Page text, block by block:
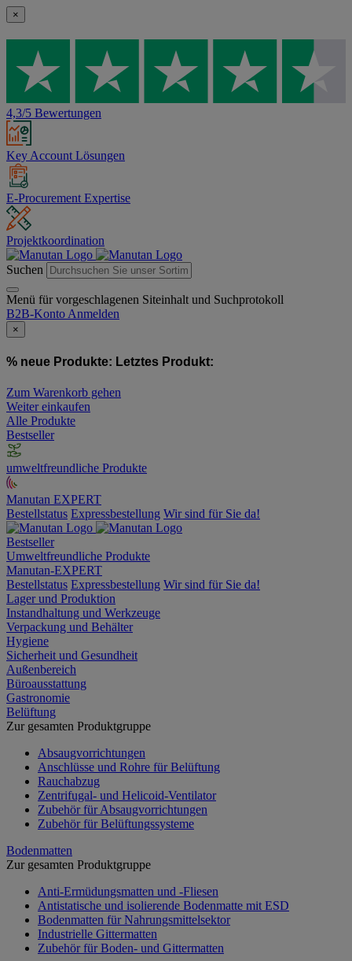
×
4,3/5 Bewertungen
Key Account Lösungen
E-Procurement Expertise
Projektkoordination
Suchen
Menü für vorgeschlagenen Siteinhalt und Suchprotokoll
B2B-Konto Anmelden
×
% neue Produkte: Letztes Produkt:
Zum Warenkorb gehen
Weiter einkaufen
Alle Produkte
Bestseller
umweltfreundliche Produkte
Manutan EXPERT
Bestellstatus Expressbestellung Wir sind für Sie da!
Bestseller
Umweltfreundliche Produkte
Manutan-EXPERT
Bestellstatus Expressbestellung Wir sind für Sie da!
Lager und Produktion
Instandhaltung und Werkzeuge
Verpackung und Behälter
Hygiene
Sicherheit und Gesundheit
Außenbereich
Büroausstattung
Gastronomie
Belüftung
Zur gesamten Produktgruppe
Absaugvorrichtungen
Anschlüsse und Rohre für Belüftung
Rauchabzug
Zentrifugal- und Helicoid-Ventilator
Zubehör für Absaugvorrichtungen
Zubehör für Belüftungssysteme
Bodenmatten
Zur gesamten Produktgruppe
Anti-Ermüdungsmatten und -Fliesen
Antistatische und isolierende Bodenmatte mit ESD
Bodenmatten für Nahrungsmittelsektor
Industrielle Gittermatten
Zubehör für Boden- und Gittermatten